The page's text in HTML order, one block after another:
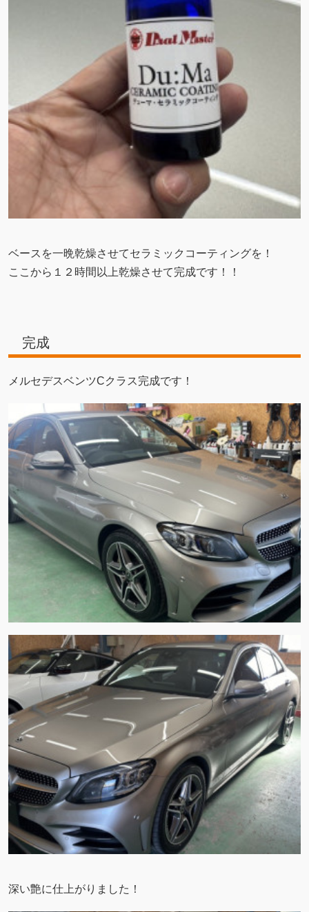
ベースを一晩乾燥させてセラミックコーティングを！
ここから１２時間以上乾燥させて完成です！！
完成
メルセデスベンツCクラス完成です！
深い艶に仕上がりました！